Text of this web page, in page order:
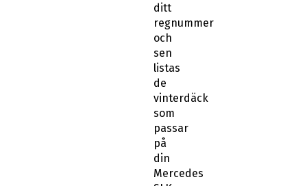
ditt
regnummer
och
sen
listas
de
vinterdäck
som
passar
på
din
Mercedes